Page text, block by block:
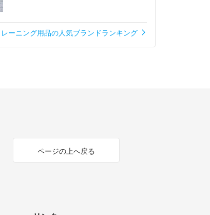
レーニング用品の人気ブランドランキング
ページの上へ戻る